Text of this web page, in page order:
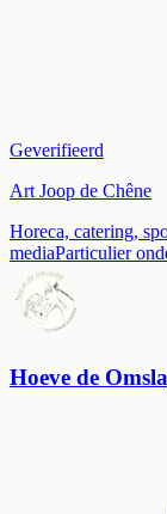
Geverifieerd
Art Joop de Chêne
Horeca, catering,
mediaParticulier
Hoeve de